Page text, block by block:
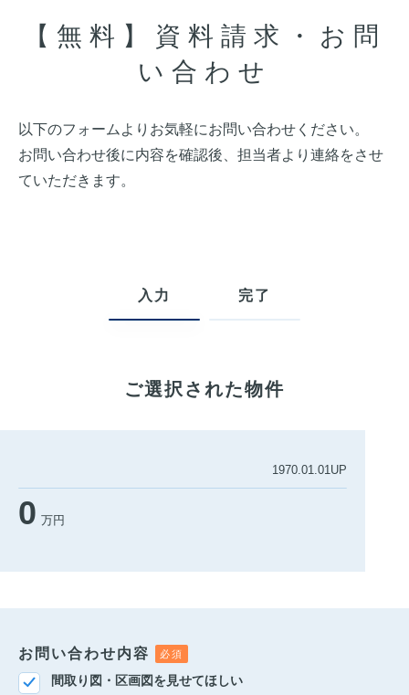
【無料】資料請求・お問
い合わせ
以下のフォームよりお気軽にお問い合わせください。
お問い合わせ後に内容を確認後、担当者より連絡をさせ
ていただきます。
入力 完了
ご選択された物件
1970.01.01UP
0 万円
お問い合わせ内容
間取り図・区画図を見せてほしい